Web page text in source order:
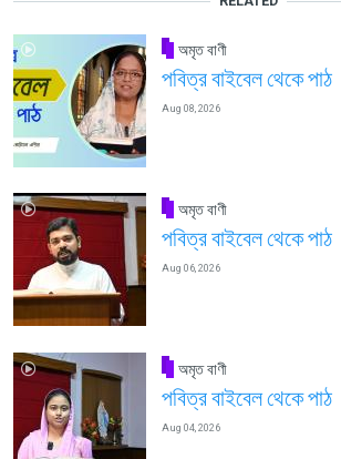
অমৃত বাণী
পবিত্র বাইবেল থেকে পাঠ
Aug 08, 2026
অমৃত বাণী
পবিত্র বাইবেল থেকে পাঠ
Aug 06, 2026
অমৃত বাণী
পবিত্র বাইবেল থেকে পাঠ
Aug 04, 2026